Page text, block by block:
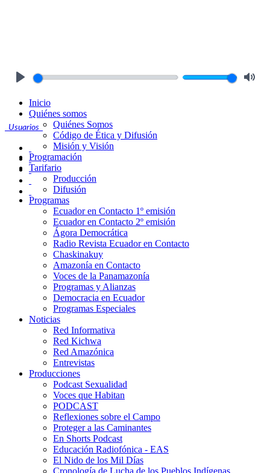
Usuarios
Inicio
Quiénes somos
Quiénes Somos
Código de Ética y Difusión
Misión y Visión
Programación
Tarifario
Producción
Difusión
Programas
Ecuador en Contacto 1º emisión
Ecuador en Contacto 2º emisión
Ágora Democrática
Radio Revista Ecuador en Contacto
Chaskinakuy
Amazonía en Contacto
Voces de la Panamazonía
Programas y Alianzas
Democracia en Ecuador
Programas Especiales
Noticias
Red Informativa
Red Kichwa
Red Amazónica
Entrevistas
Producciones
Podcast Sexualidad
Voces que Habitan
PODCAST
Reflexiones sobre el Campo
Proteger a las Caminantes
En Shorts Podcast
Educación Radiofónica - EAS
El Nido de los Mil Días
Cronología de Lucha de los Pueblos Indígenas